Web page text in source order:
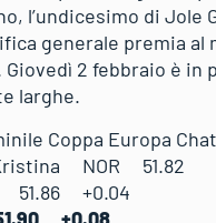
l’undicesimo di
generale premia
2 febbraio è
larghe.
Coppa Europa
Kristina NOR 51.82
51.86 +0.04
+0.08